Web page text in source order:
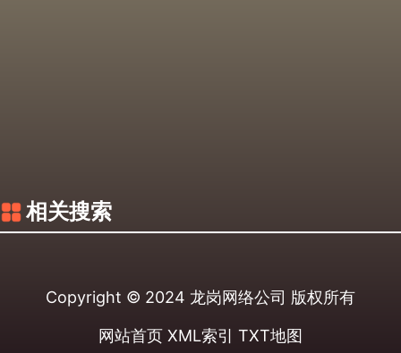
相关搜索
Copyright © 2024 龙岗网络公司 版权所有
网站首页 XML索引 TXT地图